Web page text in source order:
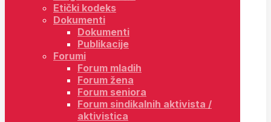
Etički kodeks
Dokumenti
Dokumenti
Publikacije
Forumi
Forum mladih
Forum žena
Forum seniora
Forum sindikalnih aktivista /
aktivistica